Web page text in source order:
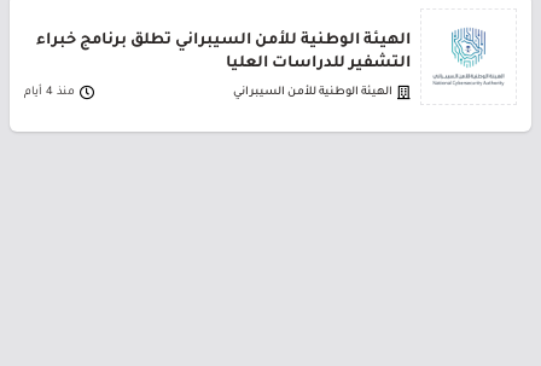
الهيئة الوطنية للأمن السيبراني تطلق برنامج خبراء
التشفير للدراسات العليا
الهيئة الوطنية للأمن السيبراني منذ 4 أيام